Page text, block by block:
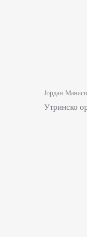
Јордан
Утринско